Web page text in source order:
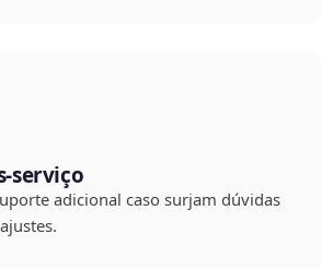
serviço
adicional caso surjam dúvidas